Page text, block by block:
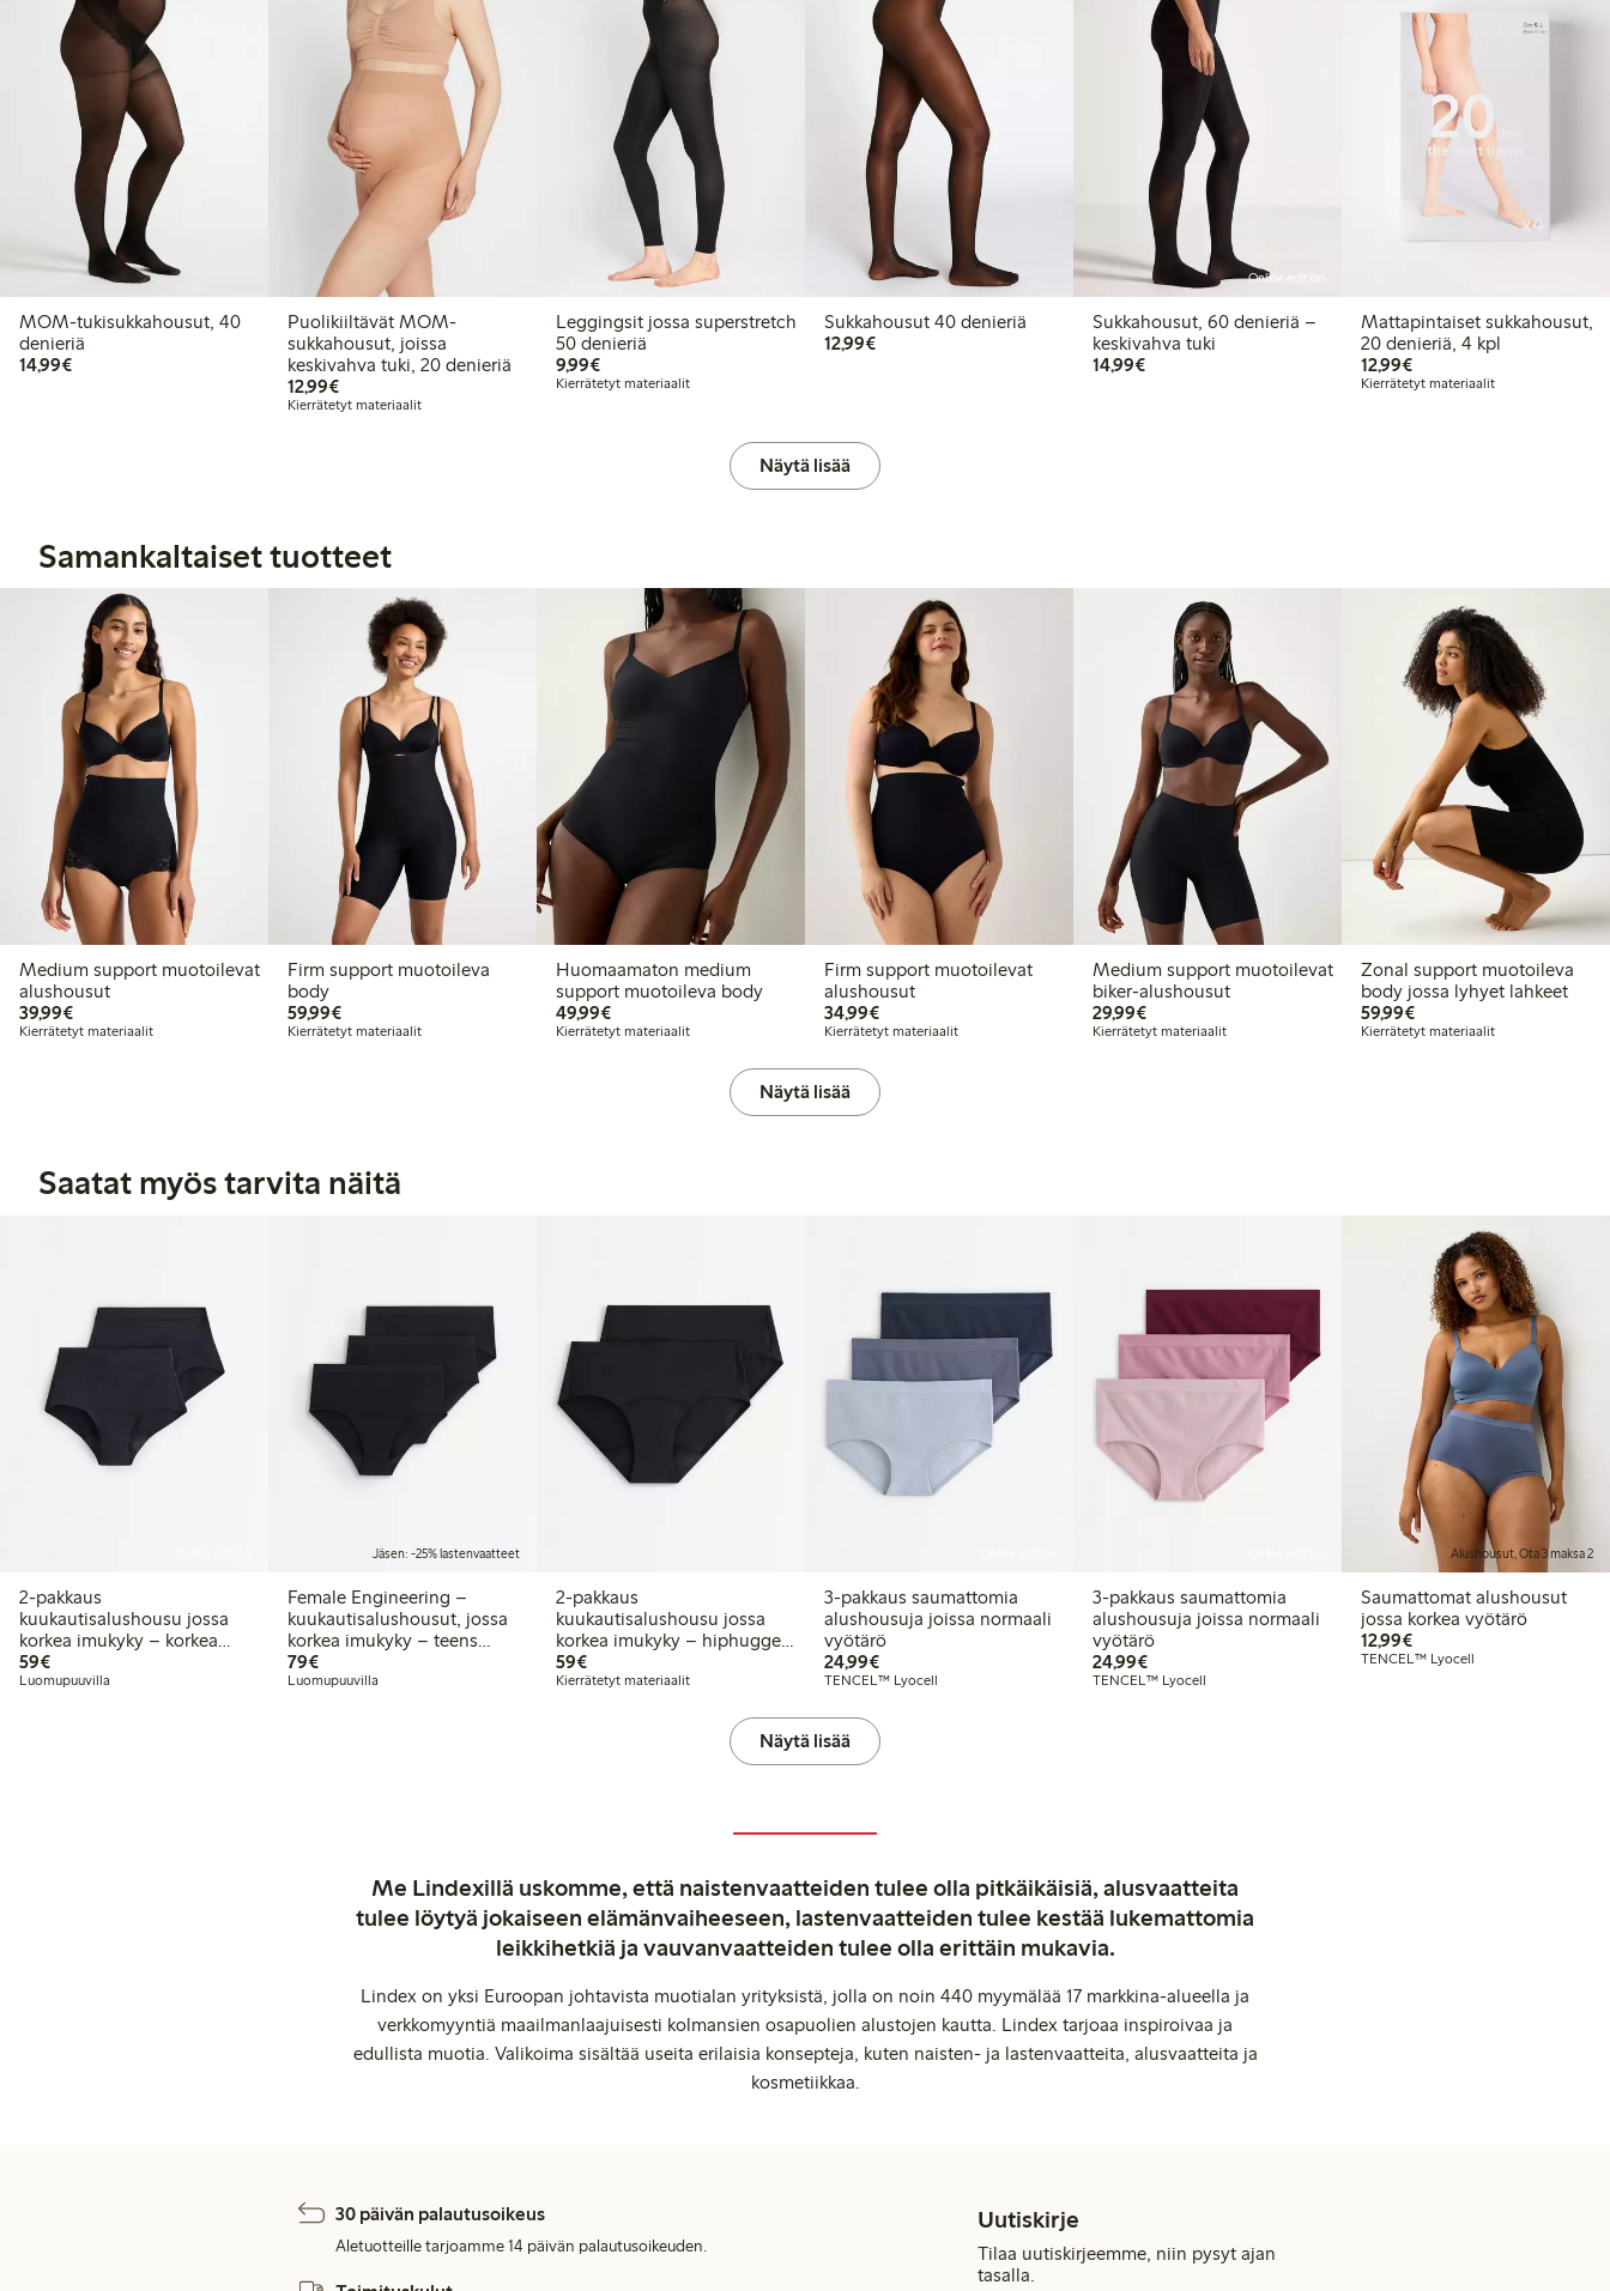
MOM-tukisukkahousut, 40
denieriä
14,99€14,99 €
Puolikiiltävät MOM-
sukkahousut, joissa
keskivahva tuki, 20 denieriä
12,99€12,99 €
Kierrätetyt materiaalit
Leggingsit jossa superstretch
50 denieriä
9,99€9,99 €
Kierrätetyt materiaalit
Sukkahousut 40 denieriä
12,99€12,99 €
Online edition
Sukkahousut, 60 denieriä –
keskivahva tuki
14,99€14,99 €
Mattapintaiset sukkahousut,
20 denieriä, 4 kpl
12,99€12,99 €
Kierrätetyt materiaalit
Näytä lisää
Samankaltaiset tuotteet
Medium support muotoilevat
alushousut
39,99€39,99 €
Kierrätetyt materiaalit
Firm support muotoileva
body
59,99€59,99 €
Kierrätetyt materiaalit
Huomaamaton medium
support muotoileva body
49,99€49,99 €
Kierrätetyt materiaalit
Firm support muotoilevat
alushousut
34,99€34,99 €
Kierrätetyt materiaalit
Medium support muotoilevat
biker-alushousut
29,99€29,99 €
Kierrätetyt materiaalit
Zonal support muotoileva
body jossa lyhyet lahkeet
59,99€59,99 €
Kierrätetyt materiaalit
Näytä lisää
Saatat myös tarvita näitä
2-pakkaus
kuukautisalushousu jossa
korkea imukyky – korkea
vyötärö – Female
Engineering
59€59,00 €
Luomupuuvilla
Jäsen: -25% lastenvaatteet
Female Engineering –
kuukautisalushousut, jossa
korkea imukyky – teens
hiphugger 3 kpl -pakkaus
79€79,00 €
Luomupuuvilla
2-pakkaus
kuukautisalushousu jossa
korkea imukyky – hiphugger
– Female Engineering
59€59,00 €
Kierrätetyt materiaalit
3-pakkaus saumattomia
alushousuja joissa normaali
vyötärö
24,99€24,99 €
TENCEL™ Lyocell
3-pakkaus saumattomia
alushousuja joissa normaali
vyötärö
24,99€24,99 €
TENCEL™ Lyocell
Alushousut, Ota 3 maksa 2
Saumattomat alushousut
jossa korkea vyötärö
12,99€12,99 €
TENCEL™ Lyocell
Näytä lisää
Me Lindexillä uskomme, että naistenvaatteiden tulee olla pitkäikäisiä, alusvaatteita
tulee löytyä jokaiseen elämänvaiheeseen, lastenvaatteiden tulee kestää lukemattomia
leikkihetkiä ja vauvanvaatteiden tulee olla erittäin mukavia.
Lindex on yksi Euroopan johtavista muotialan yrityksistä, jolla on noin 440 myymälää 17 markkina-alueella ja
verkkomyyntiä maailmanlaajuisesti kolmansien osapuolien alustojen kautta. Lindex tarjoaa inspiroivaa ja
edullista muotia. Valikoima sisältää useita erilaisia konsepteja, kuten naisten- ja lastenvaatteita, alusvaatteita ja
kosmetiikkaa.
30 päivän palautusoikeus
Aletuotteille tarjoamme 14 päivän palautusoikeuden.
Uutiskirje
Tilaa uutiskirjeemme, niin pysyt ajan
tasalla.